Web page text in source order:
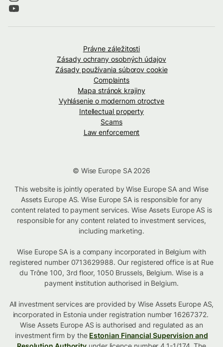
Právne záležitosti
Zásady ochrany osobných údajov
Zásady používania súborov cookie
Complaints
Mapa stránok krajiny
Vyhlásenie o modernom otroctve
Intellectual property
Scams
Law enforcement
© Wise Europe SA 2026
This website is jointly operated by Wise Europe SA and Wise
Assets Europe AS. Wise Europe SA is responsible for any
content related to payment services. Wise Assets Europe AS is
responsible for any content related to investment services,
including marketing.
Wise Europe SA is a company incorporated in Belgium with
registered number 0713629988. Our registered office is at Rue
du Trône 100, 3rd floor, 1050 Brussels, Belgium. Wise is a
payment institution authorised in Belgium.
All investment services are provided by Wise Assets Europe AS,
incorporated in Estonia under registration number 16267372.
Wise Assets Europe AS is authorised and regulated as an
investment firm by the Estonian Financial Supervision and